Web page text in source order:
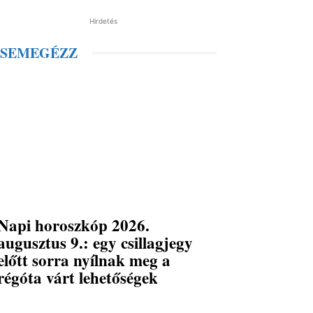
Hirdetés
horoszkóp 2026.
9.: egy csillagjegy
sorra nyílnak meg a
várt lehetőségek